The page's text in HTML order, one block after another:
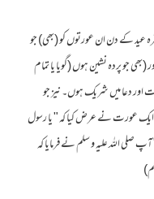
عید کے دن ان عورتوں کو (بھی) جو
جو پردہ نشین ہوں (گویا یا تمام
اور دعا میں شریک ہوں۔ نیز جو
ایک عورت نے عرض کیا کہ " یا رسول
اللہ علیہ و سلم نے فرمایا کہ